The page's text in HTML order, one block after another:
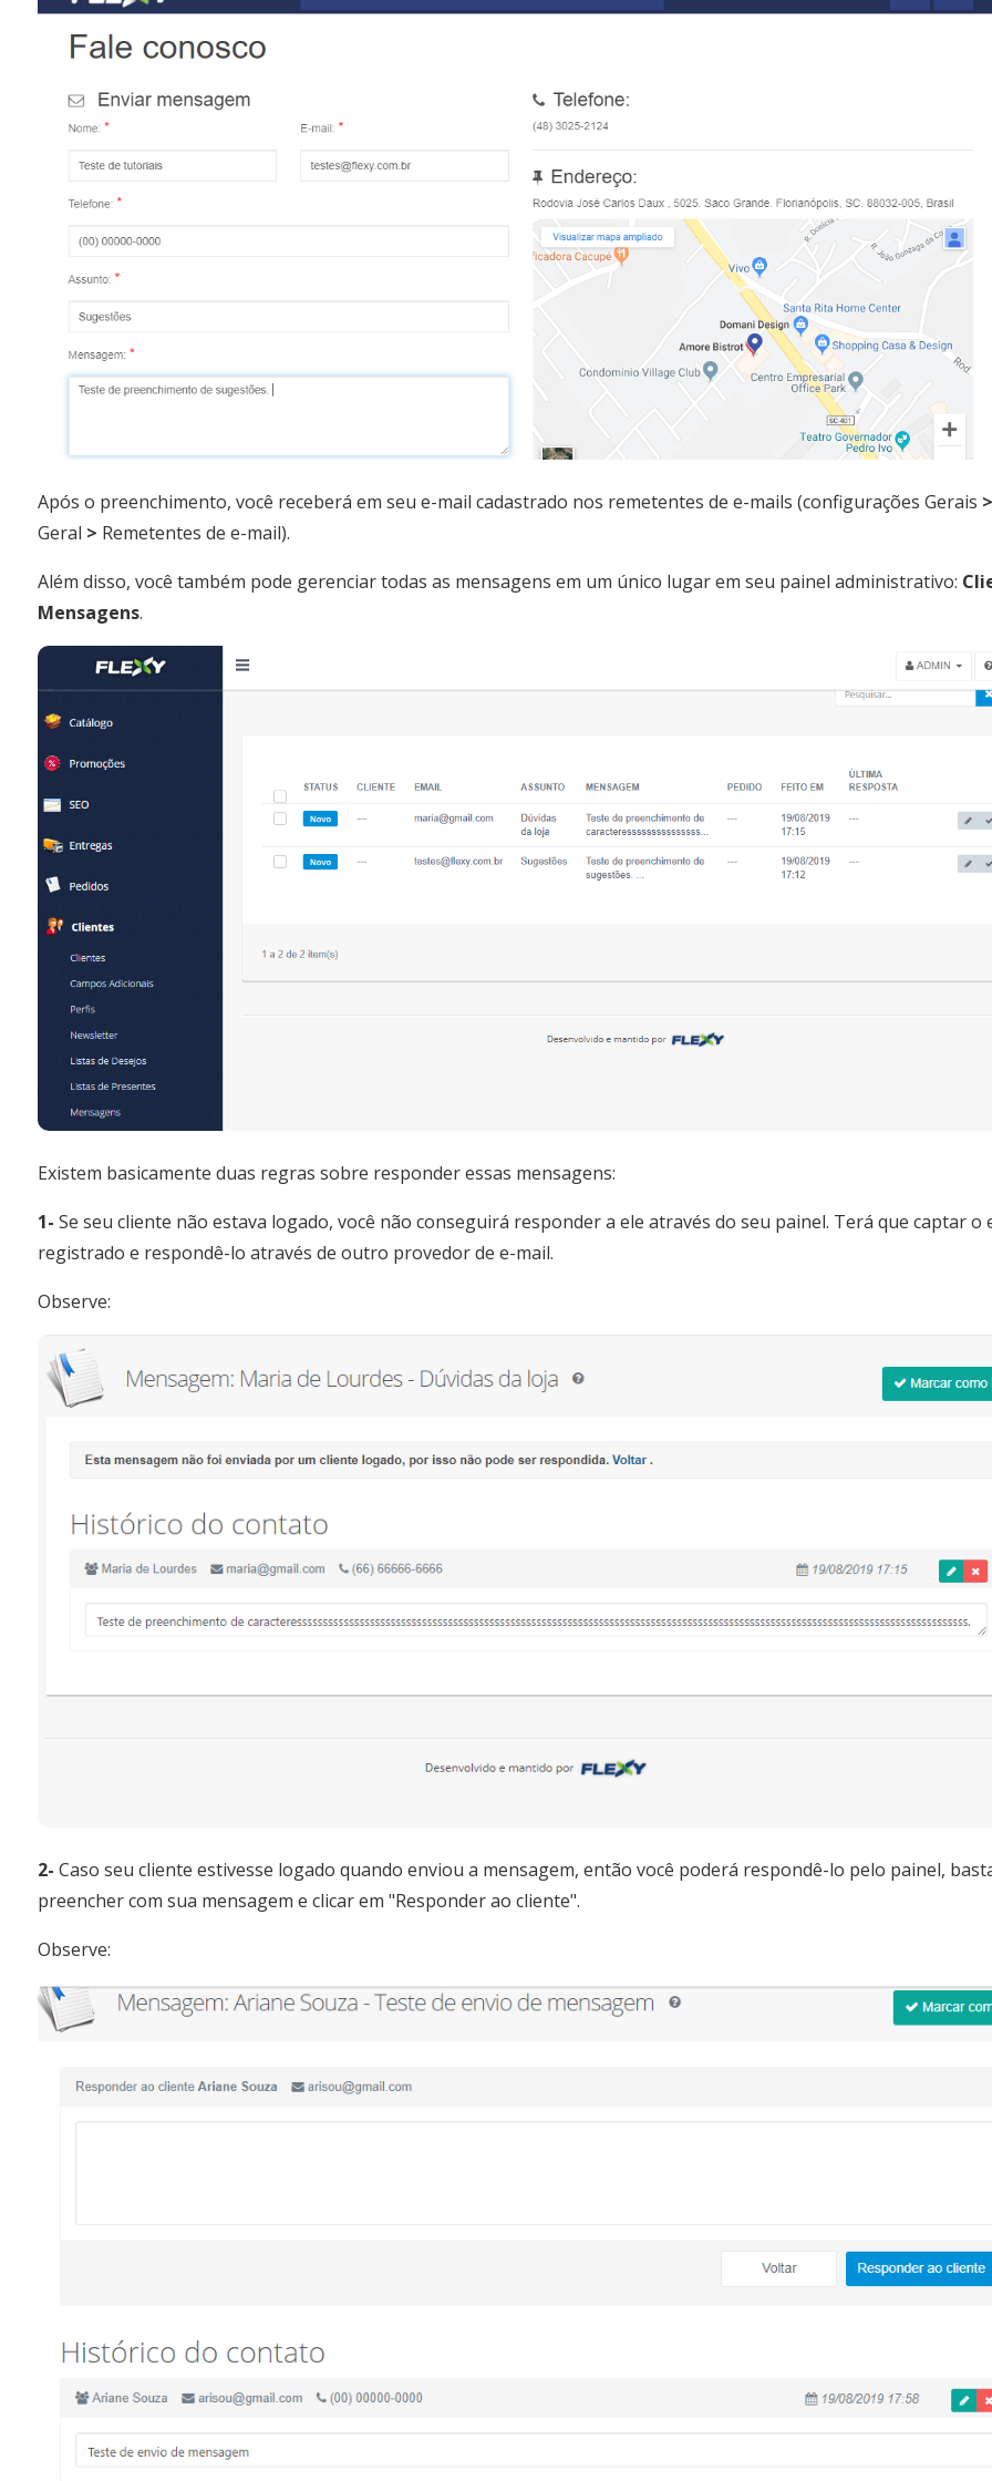
Após o preenchimento, você receberá em seu e-mail cadastrado nos remetentes de e-mails (configurações Gerais >
Geral > Remetentes de e-mail).
Além disso, você também pode gerenciar todas as mensagens em um único lugar em seu painel administrativo:
Mensagens.
Existem basicamente duas regras sobre responder essas mensagens:
1- Se seu cliente não estava logado, você não conseguirá responder a ele através do seu painel. Terá que captar o
registrado e respondê-lo através de outro provedor de e-mail.
Observe:
2- Caso seu cliente estivesse logado quando enviou a mensagem, então você poderá respondê-lo pelo painel,
preencher com sua mensagem e clicar em "Responder ao cliente".
Observe: